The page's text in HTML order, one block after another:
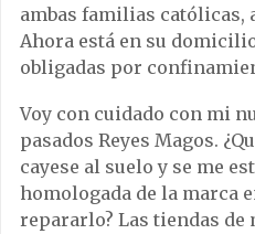
ambas familias católicas,
Ahora está en su
obligadas por
Voy con cuidado con mi
pasados Reyes Magos.
cayese al suelo y se me
homologada de la marca
repararlo? Las tiendas de